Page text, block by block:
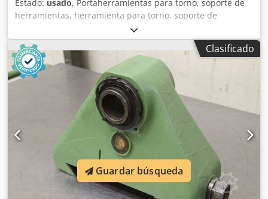
Estado: usado, Portaherramientas para torno, soporte de
herramientas, herramienta para torno, soporte de
cuchillas para torno, soporte de herramientas, soporte de
herramientas axial -diferentes tipos de sujeción: 10 -
fabricante: WNT-Mastertool -venta: solo como conjunto
completo -precio: conjunto completo Crjdpjd R Exmsfx
Akkjf -peso: 36 kg
Clasificado
Guardar búsqueda